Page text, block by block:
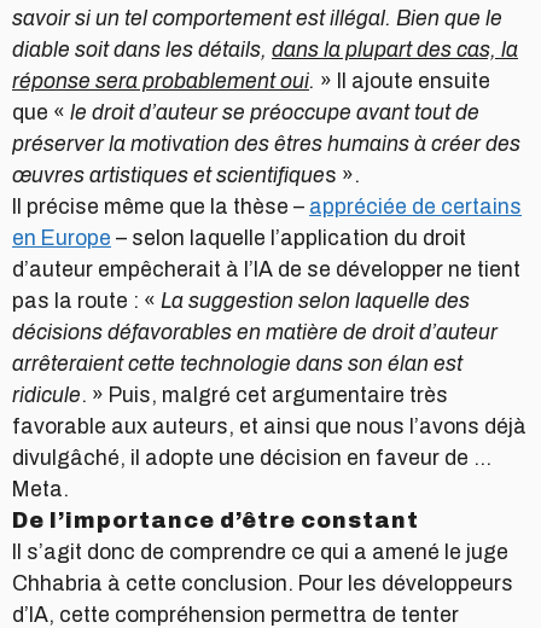
savoir si un tel comportement est illégal. Bien que le
diable soit dans les détails, dans la plupart des cas, la
réponse sera probablement oui. » Il ajoute ensuite
que « le droit d’auteur se préoccupe avant tout de
préserver la motivation des êtres humains à créer des
œuvres artistiques et scientifiques ».
Il précise même que la thèse – appréciée de certains
en Europe – selon laquelle l’application du droit
d’auteur empêcherait à l’IA de se développer ne tient
pas la route : « La suggestion selon laquelle des
décisions défavorables en matière de droit d’auteur
arrêteraient cette technologie dans son élan est
ridicule. » Puis, malgré cet argumentaire très
favorable aux auteurs, et ainsi que nous l’avons déjà
divulgâché, il adopte une décision en faveur de …
Meta.
De l’importance d’être constant
Il s’agit donc de comprendre ce qui a amené le juge
Chhabria à cette conclusion. Pour les développeurs
d’IA, cette compréhension permettra de tenter